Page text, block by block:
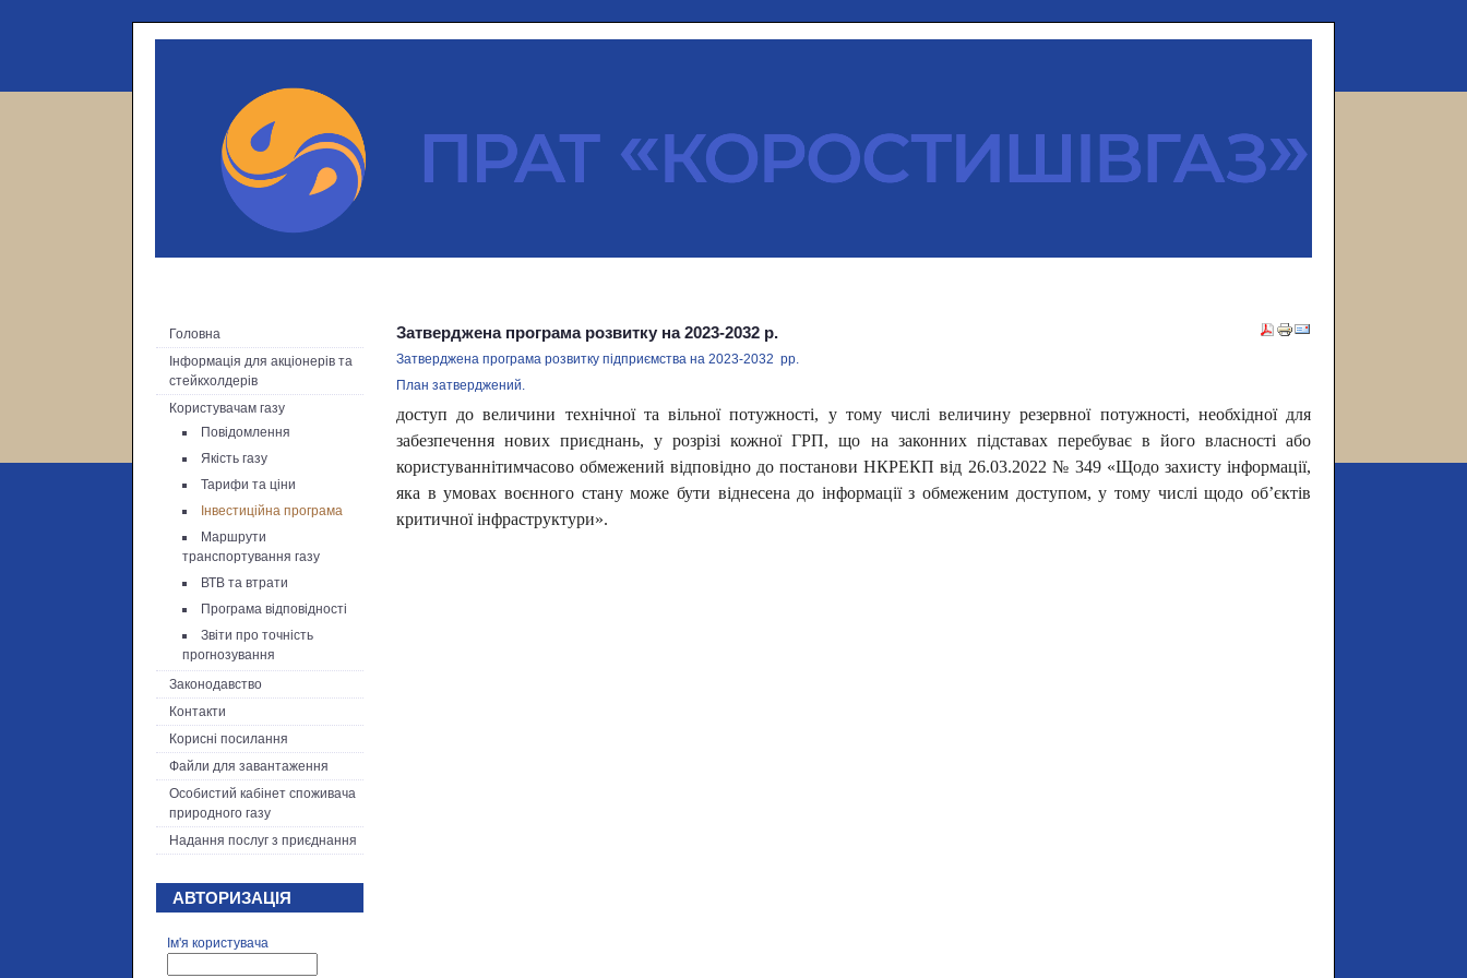
Головна
Інформація для акціонерів та
стейкхолдерів
Користувачам газу
Повідомлення
Якість газу
Тарифи та ціни
Інвестиційна програма
Маршрути
транспортування газу
ВТВ та втрати
Програма відповідності
Звіти про точність
прогнозування
Законодавство
Контакти
Корисні посилання
Файли для завантаження
Особистий кабінет споживача
природного газу
Надання послуг з приєднання
АВТОРИЗАЦІЯ
Ім'я користувача
Затверджена програма розвитку на 2023-2032 р.
Затверджена програма розвитку підприємства на 2023-2032 рр.
План затверджений.
доступ довеличини технічної та вільної потужності, у тому числі величину резервної потужності, необхідної для
забезпечення нових приєднань, у розрізі кожної ГРП, що на законних підставах перебуває в його власності або
користуваннітимчасово обмежений відповідно допостанови НКРЕКП від 26.03.2022 № 349 «Щодо захисту інформації,
яка в умовах воєнного стану може бути віднесена до інформації з обмеженим доступом, у тому числі щодо об’єктів
критичної інфраструктури».